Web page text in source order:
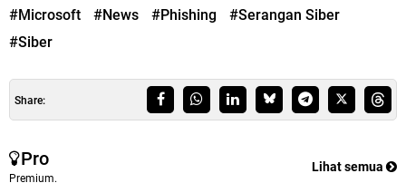
#Microsoft
#News #Phishing
#Serangan Siber
#Siber
Share:
Pro
Premium.
Lihat semua